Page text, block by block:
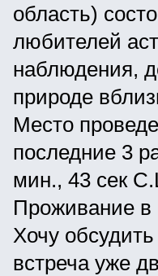
область)
любителей
наблюдения,
природе
Место
последние 3
мин., 43 сек
Проживание в
Хочу
встреча уже